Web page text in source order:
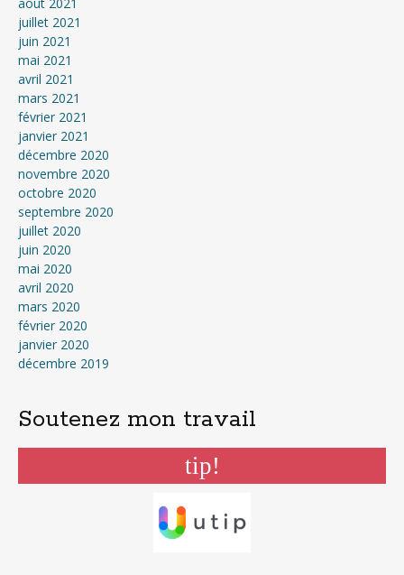
juillet 2021
juin 2021
mai 2021
avril 2021
mars 2021
février 2021
janvier 2021
décembre 2020
novembre 2020
octobre 2020
septembre 2020
juillet 2020
juin 2020
mai 2020
avril 2020
mars 2020
février 2020
janvier 2020
décembre 2019
Soutenez mon travail
tip!